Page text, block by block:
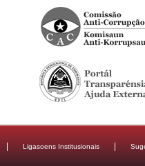
Ligasoens Institusionais